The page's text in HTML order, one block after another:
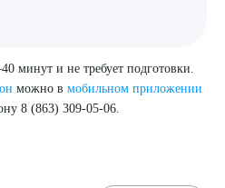
минут и не требует подготовки.
можно в мобильном приложении
8 (863) 309-05-06.